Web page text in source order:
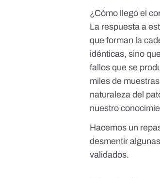
¿Cómo llegó el
La respuesta a
que forman la
idénticas, sino
fallos que se
miles de
naturaleza del
nuestro
Hacemos un
desmentir
validados.